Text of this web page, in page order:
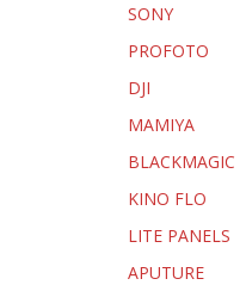
SONY
PROFOTO
DJI
MAMIYA
BLACKMAGIC
KINO FLO
LITE PANELS
APUTURE